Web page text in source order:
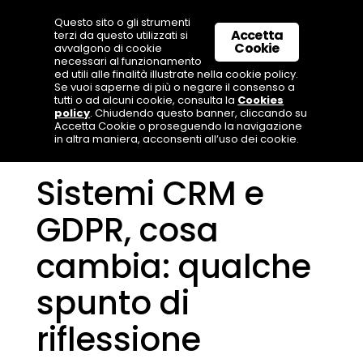
Sistemi CRM e
GDPR, cosa
cambia: qualche
spunto di
riflessione
Accetta
Cookie
Questo sito o gli strumenti
terzi da questo utilizzati si
avvalgono di cookie
necessari al funzionamento
ed utili alle finalità illustrate nella cookie policy.
Se vuoi saperne di più o negare il consenso a
tutti o ad alcuni cookie, consulta la Cookies
policy. Chiudendo questo banner, cliccando su
Accetta Cookie o proseguendo la navigazione
in altra maniera, acconsenti all’uso dei cookie.